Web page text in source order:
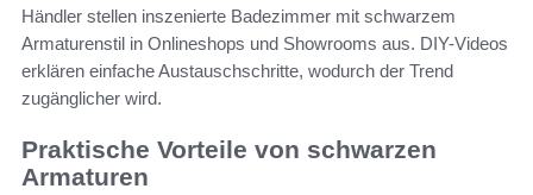
Händler stellen inszenierte Badezimmer mit schwarzem
Armaturenstil in Onlineshops und Showrooms aus. DIY-Videos
erklären einfache Austauschschritte, wodurch der Trend
zugänglicher wird.
Praktische Vorteile von schwarzen
Armaturen